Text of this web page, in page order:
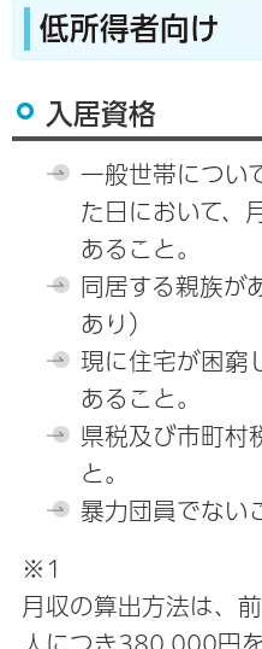
低所得者向け
入居資格
一般世帯につい
た日において、
あること。
同居する親族が
あり）
現に住宅が困窮
あること。
県税及び市町村
と。
暴力団員でない
※1
月収の算出方法は、
人につき380,000円